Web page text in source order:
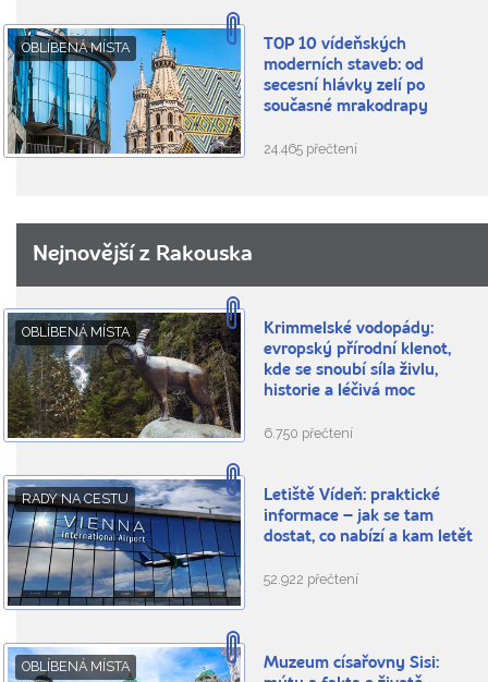
OBLÍBENÁ MÍSTA
TOP 10 vídeňských
moderních staveb: od
secesní hlávky zelí po
současné mrakodrapy
24.465 přečtení
Nejnovější z Rakouska
OBLÍBENÁ MÍSTA
Krimmelské vodopády:
evropský přírodní klenot,
kde se snoubí síla živlu,
historie a léčivá moc
6.750 přečtení
RADY NA CESTU
Letiště Vídeň: praktické
informace – jak se tam
dostat, co nabízí a kam letět
52.922 přečtení
OBLÍBENÁ MÍSTA
Muzeum císařovny Sisi: